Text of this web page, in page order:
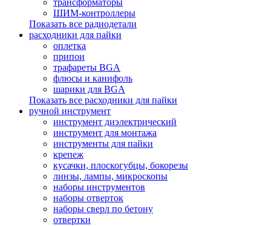
трансформаторы
ШИМ-контроллеры
Показать все радиодетали
расходники для пайки
оплетка
припои
трафареты BGA
флюсы и канифоль
шарики для BGA
Показать все расходники для пайки
ручной инструмент
инструмент диэлектрический
инструмент для монтажа
инструменты для пайки
крепеж
кусачки, плоскогубцы, бокорезы
линзы, лампы, микроскопы
наборы инструментов
наборы отверток
наборы сверл по бетону
отвертки